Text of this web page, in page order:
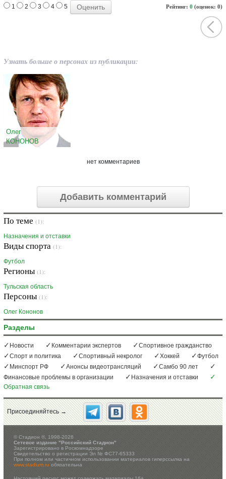
Рейтинг: 0 (оценок: 0)
1 2 3 4 5
Узнать больше о персонах из публикации:
Олег
КОНОНОВ
нет комментариев
Добавить комментарий
По теме (1):
Назначения и отставки
Виды спорта (1):
Футбол
Регионы (1):
Тульская область
Персоны (1):
Олег Кононов
Разделы
Новости Комментарии экспертов
Спортивное гражданство
Спорт и политика
Спортивный некролог Хоккей
Футбол
Минспорт РФ
Анонсы видеотрансляций
Самбо 90 лет
Финансовые проблемы в организации
Назначения и отставки
Обратная связь
Присоединяйтесь →
©Стадион ®, 1998-2026
Сетевое издание "Российский Стадион"
Зарегистрировано в Роскомнадзоре
Свидетельство о регистрации Эл № ФС77-65333
При полном или частичном использовании материалов гиперссылка на
www.stadium.ruобязательна